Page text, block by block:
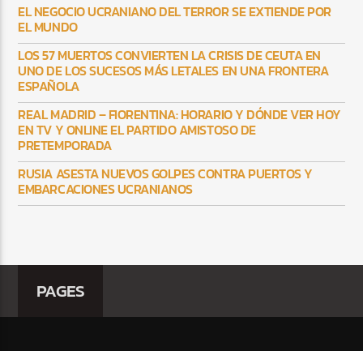
EL NEGOCIO UCRANIANO DEL TERROR SE EXTIENDE POR
EL MUNDO
LOS 57 MUERTOS CONVIERTEN LA CRISIS DE CEUTA EN
UNO DE LOS SUCESOS MÁS LETALES EN UNA FRONTERA
ESPAÑOLA
REAL MADRID – FIORENTINA: HORARIO Y DÓNDE VER HOY
EN TV Y ONLINE EL PARTIDO AMISTOSO DE
PRETEMPORADA
RUSIA ASESTA NUEVOS GOLPES CONTRA PUERTOS Y
EMBARCACIONES UCRANIANOS
PAGES